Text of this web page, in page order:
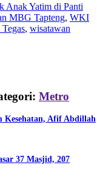
Anak Yatim di Panti
MBG Tapteng, WKI
, wisatawan
Metro
Kesehatan, Afif Abdillah
37 Masjid, 207